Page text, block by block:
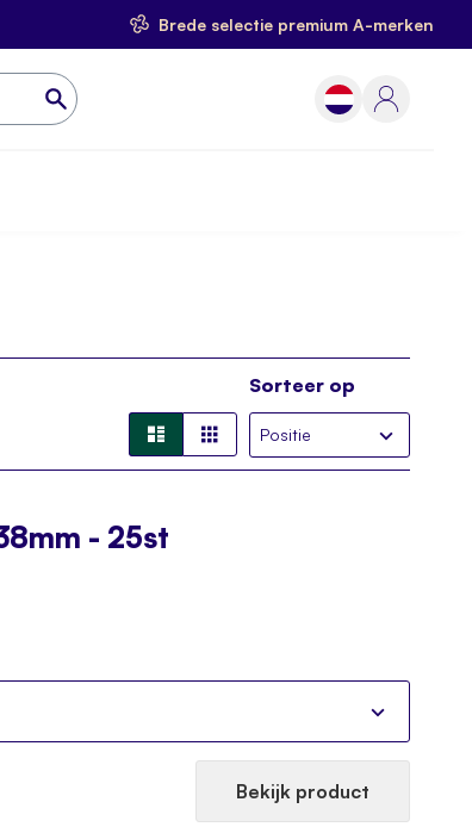
Brede selectie premium A-merken
Sorteer op
Foto-
tabel
- 25st
Bekijk product